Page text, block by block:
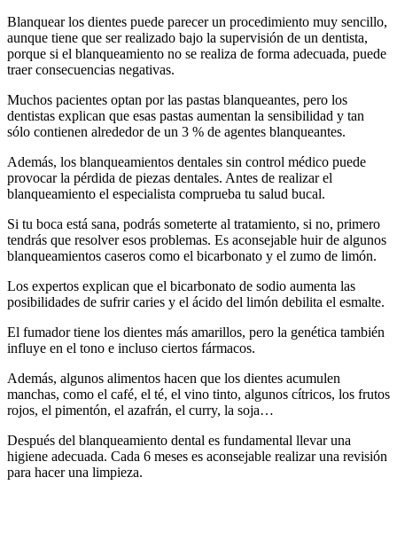
Blanquear los dientes puede parecer un procedimiento muy sencillo,
aunque tiene que ser realizado bajo la supervisión de un dentista,
porque si el blanqueamiento no se realiza de forma adecuada, puede
traer consecuencias negativas.
Muchos pacientes optan por las pastas blanqueantes, pero los
dentistas explican que esas pastas aumentan la sensibilidad y tan
sólo contienen alrededor de un 3 % de agentes blanqueantes.
Además, los blanqueamientos dentales sin control médico puede
provocar la pérdida de piezas dentales. Antes de realizar el
blanqueamiento el especialista comprueba tu salud bucal.
Si tu boca está sana, podrás someterte al tratamiento, si no, primero
tendrás que resolver esos problemas. Es aconsejable huir de algunos
blanqueamientos caseros como el bicarbonato y el zumo de limón.
Los expertos explican que el bicarbonato de sodio aumenta las
posibilidades de sufrir caries y el ácido del limón debilita el esmalte.
El fumador tiene los dientes más amarillos, pero la genética también
influye en el tono e incluso ciertos fármacos.
Además, algunos alimentos hacen que los dientes acumulen
manchas, como el café, el té, el vino tinto, algunos cítricos, los frutos
rojos, el pimentón, el azafrán, el curry, la soja…
Después del blanqueamiento dental es fundamental llevar una
higiene adecuada. Cada 6 meses es aconsejable realizar una revisión
para hacer una limpieza.